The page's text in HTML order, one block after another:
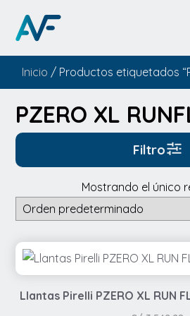
Inicio / Productos etiquetados
PZERO XL
Mostrando el único
Llantas Pirelli PZERO XL RUN
Filtro